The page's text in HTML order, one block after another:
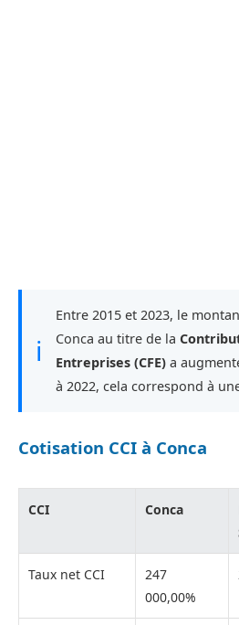
ℹ
Entre 2015 et 2023, le
Conca au titre de la
Entreprises (CFE) a
à 2022, cela correspond à
Cotisation CCI à Conca
CCI Conca
Taux net CCI
247
000,00%